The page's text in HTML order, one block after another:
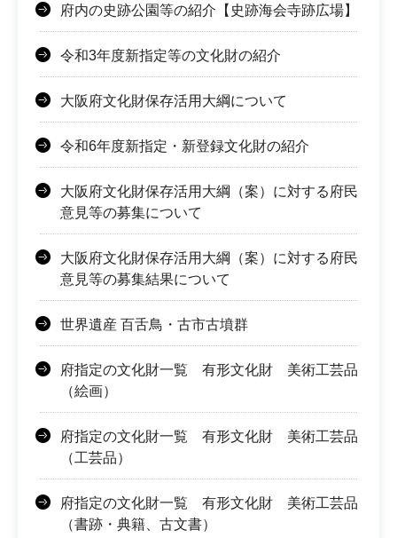
府内の史跡公園等の紹介【史跡海会寺跡広場】
令和3年度新指定等の文化財の紹介
大阪府文化財保存活用大綱について
令和6年度新指定・新登録文化財の紹介
大阪府文化財保存活用大綱（案）に対する府民
意見等の募集について
大阪府文化財保存活用大綱（案）に対する府民
意見等の募集結果について
世界遺産 百舌鳥・古市古墳群
府指定の文化財一覧 有形文化財 美術工芸品
（絵画）
府指定の文化財一覧 有形文化財 美術工芸品
（工芸品）
府指定の文化財一覧 有形文化財 美術工芸品
（書跡・典籍、古文書）